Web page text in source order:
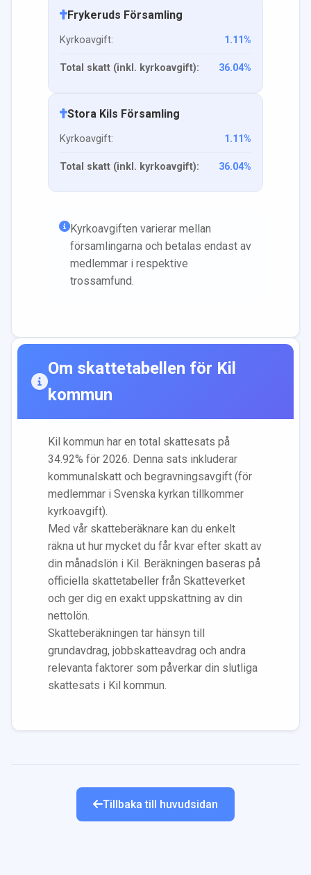
Frykeruds Församling
Kyrkoavgift: 1.11%
Total skatt (inkl. kyrkoavgift): 36.04%
Stora Kils Församling
Kyrkoavgift: 1.11%
Total skatt (inkl. kyrkoavgift): 36.04%
Kyrkoavgiften varierar mellan
församlingarna och betalas endast av
medlemmar i respektive
trossamfund.
Om skattetabellen för Kil
kommun
Kil kommun har en total skattesats på
34.92% för 2026. Denna sats inkluderar
kommunalskatt och begravningsavgift (för
medlemmar i Svenska kyrkan tillkommer
kyrkoavgift).
Med vår skatteberäknare kan du enkelt
räkna ut hur mycket du får kvar efter skatt av
din månadslön i Kil . Beräkningen baseras på
officiella skattetabeller från Skatteverket
och ger dig en exakt uppskattning av din
nettolön.
Skatteberäkningen tar hänsyn till
grundavdrag, jobbskatteavdrag och andra
relevanta faktorer som påverkar din slutliga
skattesats i Kil kommun.
Tillbaka till huvudsidan